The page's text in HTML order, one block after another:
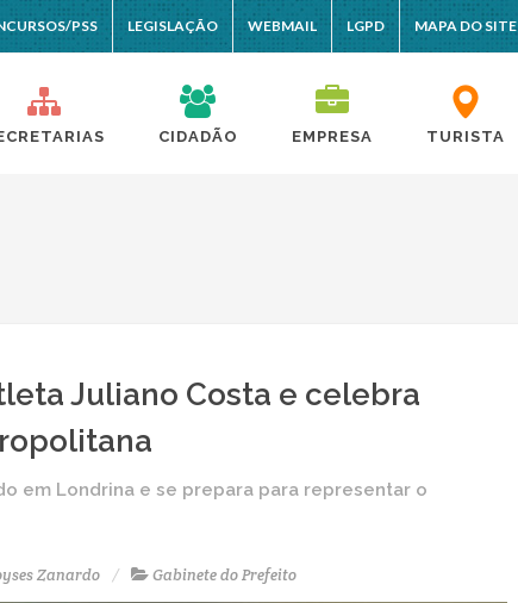
PSS LEGISLAÇÃO WEBMAIL LGPD MAPA DO SITE
CIDADÃO EMPRESA TURISTA
Juliano Costa e celebra
em Londrina e se prepara para representar o
Zanardo Gabinete do Prefeito